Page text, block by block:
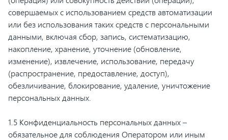
совершаемых с использованием средств автоматизации
или без использования таких средств с персональными
данными, включая сбор, запись, систематизацию,
накопление, хранение, уточнение (обновление,
изменение), извлечение, использование, передачу
(распространение, предоставление, доступ),
обезличивание, блокирование, удаление, уничтожение
персональных данных.
1.5 Конфиденциальность персональных данных –
обязательное для соблюдения Оператором или иным